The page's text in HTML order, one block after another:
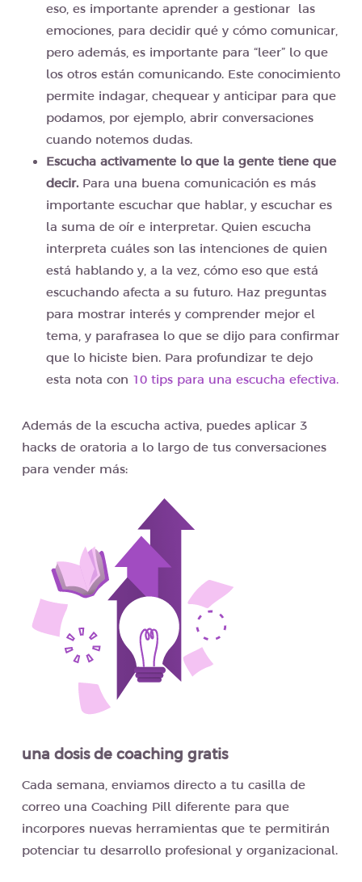
eso, es importante aprender a gestionar las
emociones, para decidir qué y cómo comunicar,
pero además, es importante para “leer” lo que
los otros están comunicando. Este conocimiento
permite indagar, chequear y anticipar para que
podamos, por ejemplo, abrir conversaciones
cuando notemos dudas.
Escucha activamente lo que la gente tiene que
decir. Para una buena comunicación es más
importante escuchar que hablar, y escuchar es
la suma de oír e interpretar. Quien escucha
interpreta cuáles son las intenciones de quien
está hablando y, a la vez, cómo eso que está
escuchando afecta a su futuro. Haz preguntas
para mostrar interés y comprender mejor el
tema, y parafrasea lo que se dijo para confirmar
que lo hiciste bien. Para profundizar te dejo
esta nota con 10 tips para una escucha efectiva.
Además de la escucha activa, puedes aplicar 3
hacks de oratoria a lo largo de tus conversaciones
para vender más:
una dosis de coaching gratis
Cada semana, enviamos directo a tu casilla de
correo una Coaching Pill diferente para que
incorpores nuevas herramientas que te permitirán
potenciar tu desarrollo profesional y organizacional.